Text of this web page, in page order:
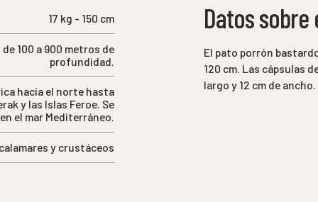
17 kg - 150 cm
100 a 900 metros de
profundidad.
hacia el norte hasta
y las Islas Feroe. Se
el mar Mediterráneo.
y crustáceos
Datos
El pato porrón
120 cm. Las cápsulas
largo y 12 cm de ancho.